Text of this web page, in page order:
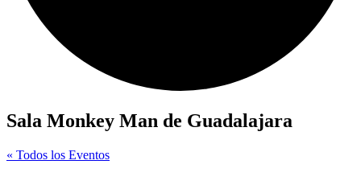
Sala Monkey Man de Guadalajara
« Todos los Eventos